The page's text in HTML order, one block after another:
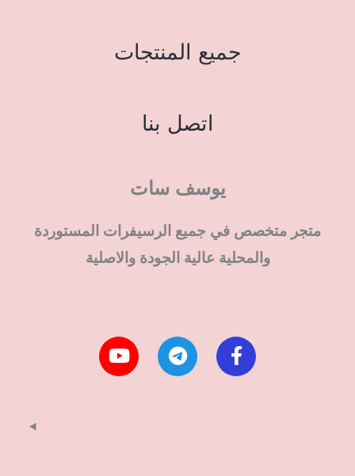
جميع المنتجات
اتصل بنا
يوسف سات
متجر متخصص في جميع الرسيفرات المستوردة
والمحلية عالية الجودة والاصلية